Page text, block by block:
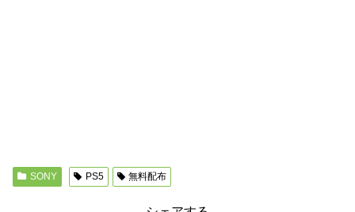
SONY PS5 無料配布